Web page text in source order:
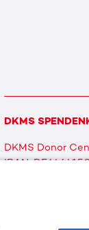
DKMS
DKMS Donor
IBAN: